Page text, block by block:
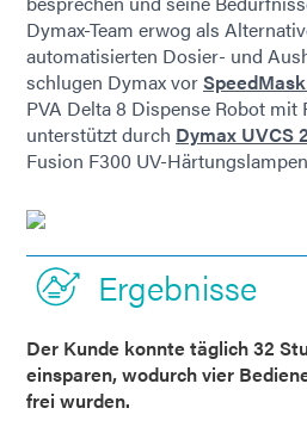
Dymax-Team erwog als
automatisierten Dosier- und
schlugen Dymax vor
PVA Delta 8 Dispense Robot mit
unterstützt durch Dymax UVCS
Fusion F300 UV-
Ergebnisse
Der Kunde konnte täglich 32
einsparen, wodurch vier
frei wurden.